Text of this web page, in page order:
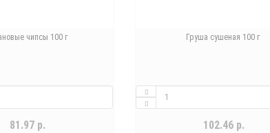
чипсы 100 г
81.97 р.
Груша сушеная 100 г
102.46 р.